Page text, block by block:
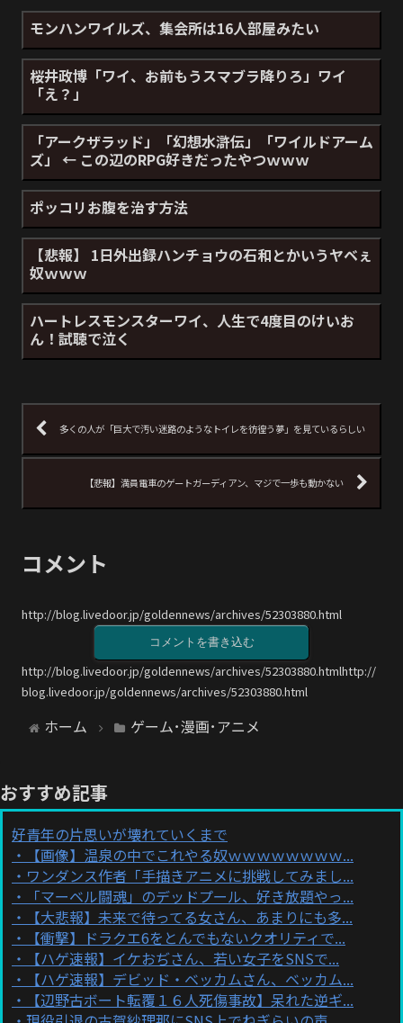
モンハンワイルズ、集会所は16人部屋みたい
桜井政博「ワイ、お前もうスマブラ降りろ」ワイ
「え？」
「アークザラッド」「幻想水滸伝」「ワイルドアーム
ズ」 ← この辺のRPG好きだったやつｗｗｗ
ポッコリお腹を治す方法
【悲報】 1日外出録ハンチョウの石和とかいうヤベぇ
奴ｗｗｗ
ハートレスモンスターワイ、人生で4度目のけいお
ん！試聴で泣く
多くの人が「巨大で汚い迷路のようなトイレを彷徨う夢」を見ているらしい
【悲報】満員電車のゲートガーディアン、マジで一歩も動かない
コメント
http://blog.livedoor.jp/goldennews/archives/52303880.html
コメントを書き込む
http://blog.livedoor.jp/goldennews/archives/52303880.htmlhttp://
blog.livedoor.jp/goldennews/archives/52303880.html
ホーム ゲーム･漫画･アニメ
おすすめ記事
好青年の片思いが壊れていくまで
【画像】温泉の中でこれやる奴ｗｗｗｗｗｗｗｗ...
ワンダンス作者「手描きアニメに挑戦してみまし...
「マーベル闘魂」のデッドプール、好き放題やっ...
【大悲報】未来で待ってる女さん、あまりにも多...
【衝撃】ドラクエ6をとんでもないクオリティで...
【ハゲ速報】イケおぢさん、若い女子をSNSで...
【ハゲ速報】デビッド・ベッカムさん、ベッカム...
【辺野古ボート転覆１６人死傷事故】呆れた逆ギ...